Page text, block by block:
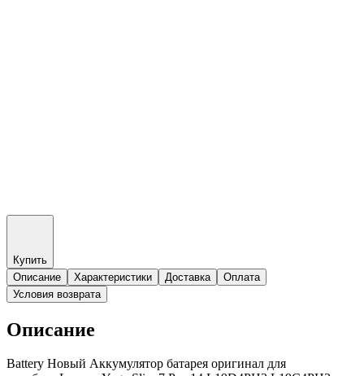
Купить
Описание
Характеристики Доставка
Оплата
Условия возврата
Описание
Battery Новый Аккумулятор батарея оригинал для